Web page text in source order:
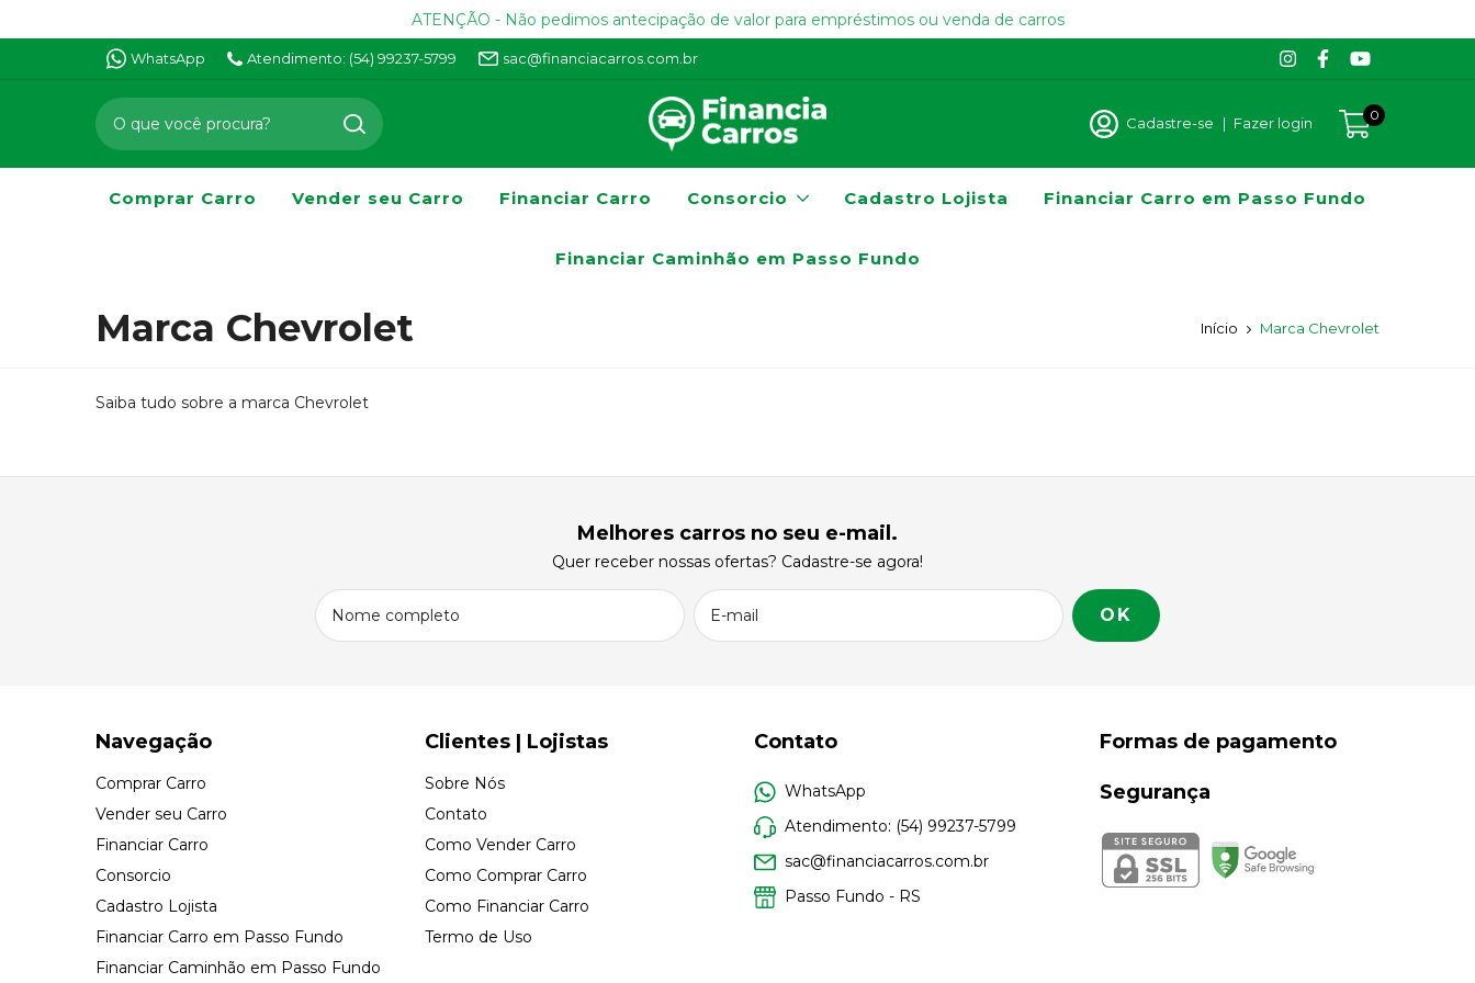
ATENÇÃO - Não pedimos antecipação de valor para empréstimos ou venda de carros
WhatsApp Atendimento: (54) 99237-5799 sac@financiacarros.com.br
Cadastre-se | Fazer login 0
Comprar Carro Vender seu Carro Financiar Carro Consorcio Cadastro Lojista Financiar Carro em Passo Fundo
Financiar Caminhão em Passo Fundo
Marca Chevrolet Início Marca Chevrolet
Saiba tudo sobre a marca Chevrolet
Melhores carros no seu e-mail.
Quer receber nossas ofertas? Cadastre-se agora!
Navegação
Comprar Carro
Vender seu Carro
Financiar Carro
Consorcio
Cadastro Lojista
Financiar Carro em Passo Fundo
Financiar Caminhão em Passo Fundo
Clientes | Lojistas
Sobre Nós
Contato
Como Vender Carro
Como Comprar Carro
Como Financiar Carro
Termo de Uso
Contato
WhatsApp
Atendimento: (54) 99237-5799
sac@financiacarros.com.br
Passo Fundo - RS
Formas de pagamento
Segurança